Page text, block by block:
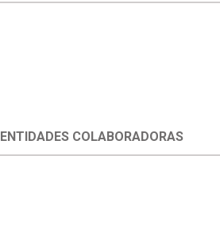
ENTIDADES COLABORADORAS